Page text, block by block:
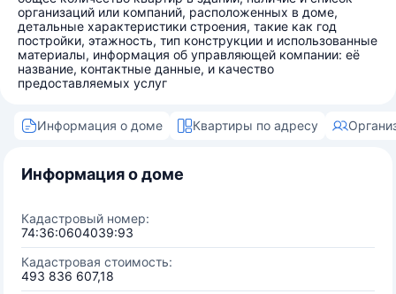
организаций или компаний, расположенных в доме,
детальные характеристики строения, такие как год
постройки, этажность, тип конструкции и использованные
материалы, информация об управляющей компании: её
название, контактные данные, и качество
предоставляемых услуг
Информация о доме Квартиры по адресу
Информация о доме
Кадастровый номер:
74:36:0604039:93
Кадастровая стоимость:
493 836 607,18